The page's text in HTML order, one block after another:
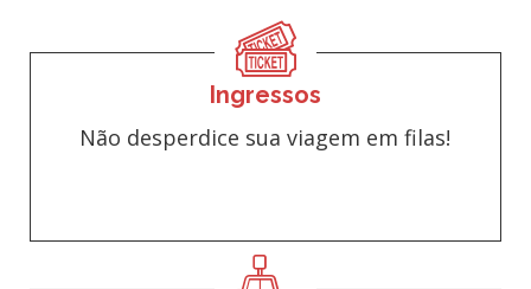
Ingressos
Não desperdice sua viagem em filas!